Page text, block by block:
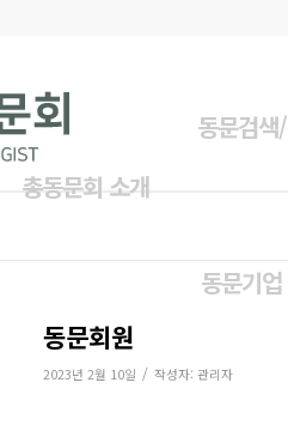
총동문회 소개
동문검색/
동문기업
동문회원
2023년 2월 10일 / 작성자: 관리자